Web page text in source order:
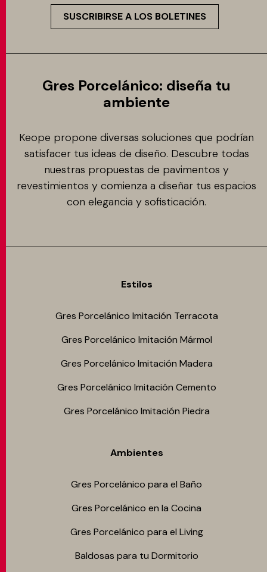
SUSCRIBIRSE A LOS BOLETINES
Gres Porcelánico: diseña tu
ambiente
Keope propone diversas soluciones que podrían
satisfacer tus ideas de diseño. Descubre todas
nuestras propuestas de pavimentos y
revestimientos y comienza a diseñar tus espacios
con elegancia y sofisticación.
Estilos
Gres Porcelánico Imitación Terracota
Gres Porcelánico Imitación Mármol
Gres Porcelánico Imitación Madera
Gres Porcelánico Imitación Cemento
Gres Porcelánico Imitación Piedra
Ambientes
Gres Porcelánico para el Baño
Gres Porcelánico en la Cocina
Gres Porcelánico para el Living
Baldosas para tu Dormitorio